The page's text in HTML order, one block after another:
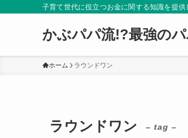
子育て世代に役立つお金に関する知識を提
かぶパパ流!?最強の
ホーム ラウンドワン
ラウンドワン – tag –